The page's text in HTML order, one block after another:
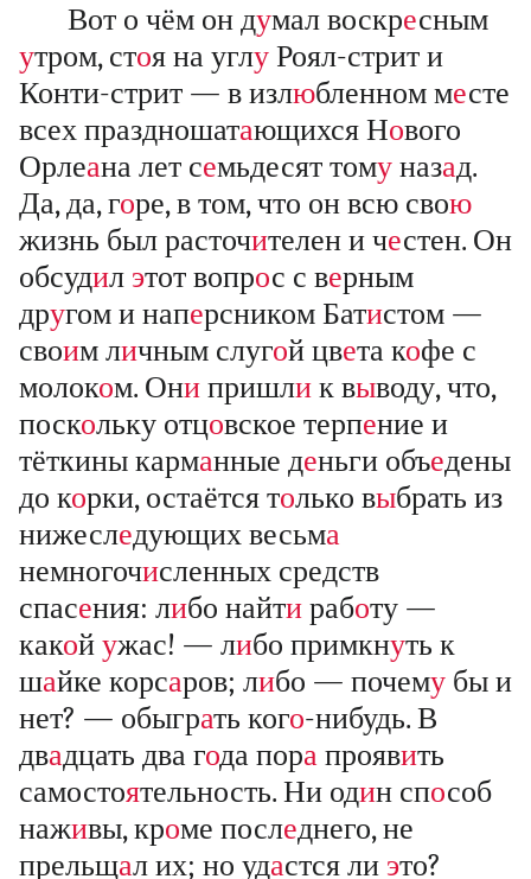
Вот о чём он думал воскресным
утром, стоя на углу Роял-стрит и
Конти-стрит — в излюбленном месте
всех праздношатающихся Нового
Орлеана лет семьдесят тому назад.
Да, да, горе, в том, что он всю свою
жизнь был расточителен и честен. Он
обсудил этот вопрос с верным
другом и наперсником Батистом —
своим личным слугой цвета кофе с
молоком. Они пришли к выводу, что,
поскольку отцовское терпение и
тёткины карманные деньги объедены
до корки, остаётся только выбрать из
нижеследующих весьма
немногочисленных средств
спасения: либо найти работу —
какой ужас! — либо примкнуть к
шайке корсаров; либо — почему бы и
нет? — обыграть кого-нибудь. В
двадцать два года пора проявить
самостоятельность. Ни один способ
наживы, кроме последнего, не
прельщал их; но удастся ли это?